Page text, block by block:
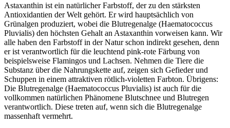
Astaxanthin ist ein natürlicher Farbstoff, der zu den stärksten
Antioxidantien der Welt gehört. Er wird hauptsächlich von
Grünalgen produziert, wobei die Blutregenalge (Haematococcus
Pluvialis) den höchsten Gehalt an Astaxanthin vorweisen kann. Wir
alle haben den Farbstoff in der Natur schon indirekt gesehen, denn
er ist verantwortlich für die leuchtend pink-rote Färbung von
beispielsweise Flamingos und Lachsen. Nehmen die Tiere die
Substanz über die Nahrungskette auf, zeigen sich Gefieder und
Schuppen in einem attraktiven rötlich-violetten Farbton. Übrigens:
Die Blutregenalge (Haematococcus Pluvialis) ist auch für die
vollkommen natürlichen Phänomene Blutschnee und Blutregen
verantwortlich. Diese treten auf, wenn sich die Blutregenalge
massenhaft vermehrt.